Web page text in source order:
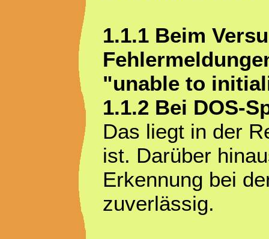
1.1.1 Beim
"unable to
1.1.2 Bei DOS-
Das liegt in der
ist. Darüber
Erkennung bei
zuverlässig.